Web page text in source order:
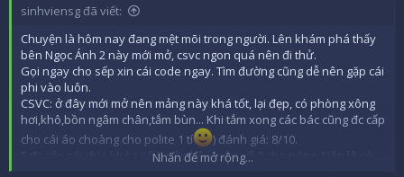
sinhviensg đã viết:
Chuyện là hôm nay đang mệt mõi trong người. Lên khám phá thấy
bên Ngọc Ánh 2 này mới mở, csvc ngon quá nên đi thử.
Gọi ngay cho sếp xin cái code ngay. Tìm đường cũng dễ nên gặp cái
phi vào luôn.
CSVC: ở đây mới mở nên mảng này khá tốt, lại đẹp, có phòng xông
hơi,khô,bồn ngâm chân,tắm bùn... Khi tắm xong các bác cũng đc cấp
cho cái áo choàng cho polite 1 tí
) đánh giá: 8/10.
E đc cấp cái chìa khóa số 9 nên kêu luôn số 9 cho nóng. Hên là có.
Nhấn để mở rộng...